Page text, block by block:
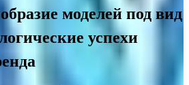
моделей под вид
успехи